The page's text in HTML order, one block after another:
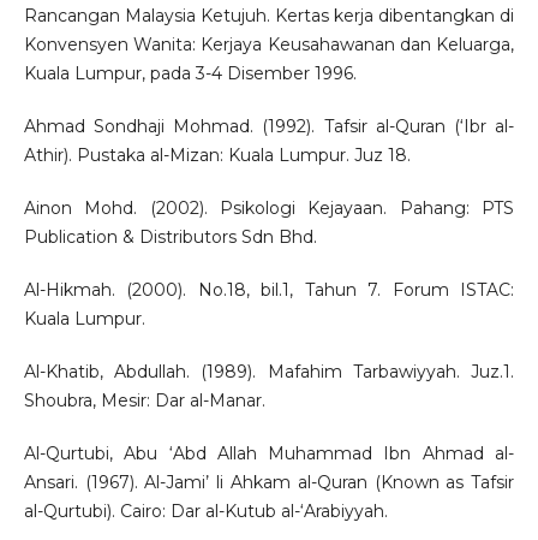
Rancangan Malaysia Ketujuh. Kertas kerja dibentangkan di
Konvensyen Wanita: Kerjaya Keusahawanan dan Keluarga,
Kuala Lumpur, pada 3-4 Disember 1996.
Ahmad Sondhaji Mohmad. (1992). Tafsir al-Quran (‘Ibr al-
Athir). Pustaka al-Mizan: Kuala Lumpur. Juz 18.
Ainon Mohd. (2002). Psikologi Kejayaan. Pahang: PTS
Publication & Distributors Sdn Bhd.
Al-Hikmah. (2000). No.18, bil.1, Tahun 7. Forum ISTAC:
Kuala Lumpur.
Al-Khatib, Abdullah. (1989). Mafahim Tarbawiyyah. Juz.1.
Shoubra, Mesir: Dar al-Manar.
Al-Qurtubi, Abu ‘Abd Allah Muhammad Ibn Ahmad al-
Ansari. (1967). Al-Jami’ li Ahkam al-Quran (Known as Tafsir
al-Qurtubi). Cairo: Dar al-Kutub al-‘Arabiyyah.